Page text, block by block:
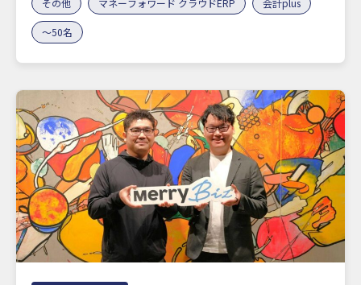
その他 マネーフォワード クラウドERP 会計plus
〜50名